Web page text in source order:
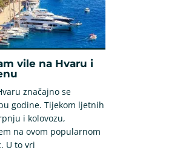
vile na Hvaru i
značajno se
godine. Tijekom ljetnih
i kolovozu,
na ovom popularnom
U to vri